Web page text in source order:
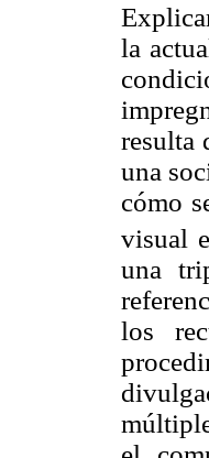
la
resulta
una
cómo
visual
una
los